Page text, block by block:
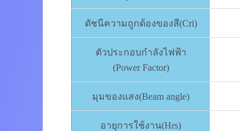
ดัชนีความถูกต้องของสี(Cri)
ตัวประกอบกำลังไฟฟ้า
(Power Factor)
มุมของแสง(Beam angle)
อายุการใช้งาน(Hrs)